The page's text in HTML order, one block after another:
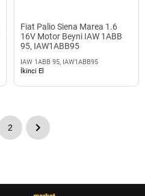
Fiat Palio Siena Marea 1.6
16V Motor Beyni IAW 1ABB
95, IAW1ABB95
IAW 1ABB 95, IAW1ABB95
İkinci El
2